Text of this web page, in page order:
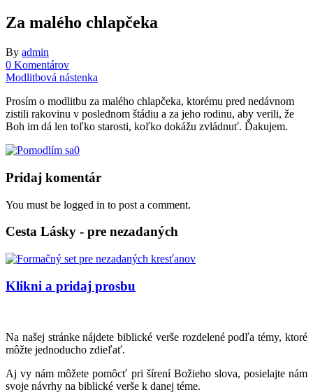
Za malého chlapčeka
By admin
0 Komentárov
Modlitbová nástenka
Prosím o modlitbu za malého chlapčeka, ktorému pred nedávnom
zistili rakovinu v poslednom štádiu a za jeho rodinu, aby verili, že
Boh im dá len toľko starosti, koľko dokážu zvládnuť. Ďakujem.
0
Pridaj komentár
You must be logged in to post a comment.
Cesta Lásky - pre nezadaných
Klikni a pridaj prosbu
Na našej stránke nájdete biblické verše rozdelené podľa témy, ktoré
môžte jednoducho zdieľať.
Aj vy nám môžete pomôcť pri šírení Božieho slova, posielajte nám
svoje návrhy na biblické verše k danej téme.